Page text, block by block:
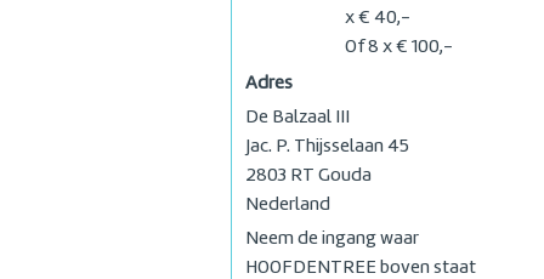
x € 40,-
Of 8 x € 100,-
Adres
De Balzaal III
Jac. P. Thijsselaan 45
2803 RT Gouda
Nederland
Neem de ingang waar
HOOFDENTREE boven staat